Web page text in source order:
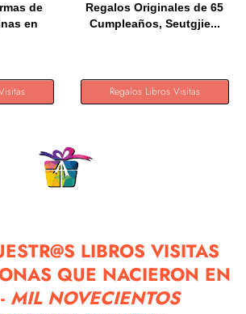
de
en
Regalos Originales de 65
Cumpleaños, Seutgjie...
Regalos Libros Visitas
LIBROS VISITAS
QUE NACIERON EN
MIL NOVECIENTOS